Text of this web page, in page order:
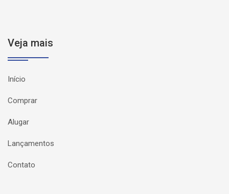
Veja mais
Início
Comprar
Alugar
Lançamentos
Contato